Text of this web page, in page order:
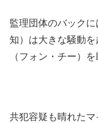
監理団体のバック
知）は大きな騒動
（フォン・チー）
共犯容疑も晴れたマ